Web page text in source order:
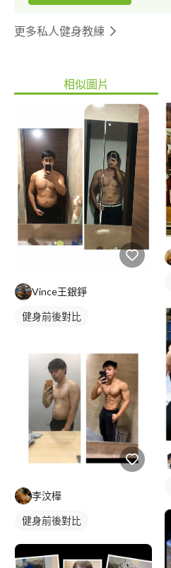
更多私人健身教練
相似圖片
Vince王銀錚
健身前後對比
李汶樺
健身前後對比